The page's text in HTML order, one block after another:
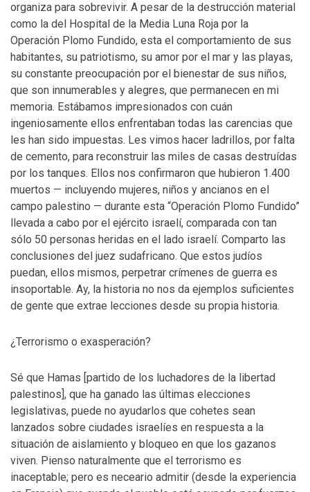
organiza para sobrevivir. A pesar de la destrucción material
como la del Hospital de la Media Luna Roja por la
Operación Plomo Fundido, esta el comportamiento de sus
habitantes, su patriotismo, su amor por el mar y las playas,
su constante preocupación por el bienestar de sus niños,
que son innumerables y alegres, que permanecen en mi
memoria. Estábamos impresionados con cuán
ingeniosamente ellos enfrentaban todas las carencias que
les han sido impuestas. Les vimos hacer ladrillos, por falta
de cemento, para reconstruir las miles de casas destruídas
por los tanques. Ellos nos confirmaron que hubieron 1.400
muertos — incluyendo mujeres, niños y ancianos en el
campo palestino — durante esta “Operación Plomo Fundido”
llevada a cabo por el ejército israelí, comparada con tan
sólo 50 personas heridas en el lado israelí. Comparto las
conclusiones del juez sudafricano. Que estos judíos
puedan, ellos mismos, perpetrar crímenes de guerra es
insoportable. Ay, la historia no nos da ejemplos suficientes
de gente que extrae lecciones desde su propia historia.
¿Terrorismo o exasperación?
Sé que Hamas [partido de los luchadores de la libertad
palestinos], que ha ganado las últimas elecciones
legislativas, puede no ayudarlos que cohetes sean
lanzados sobre ciudades israelíes en respuesta a la
situación de aislamiento y bloqueo en que los gazanos
viven. Pienso naturalmente que el terrorismo es
inaceptable; pero es neceario admitir (desde la experiencia